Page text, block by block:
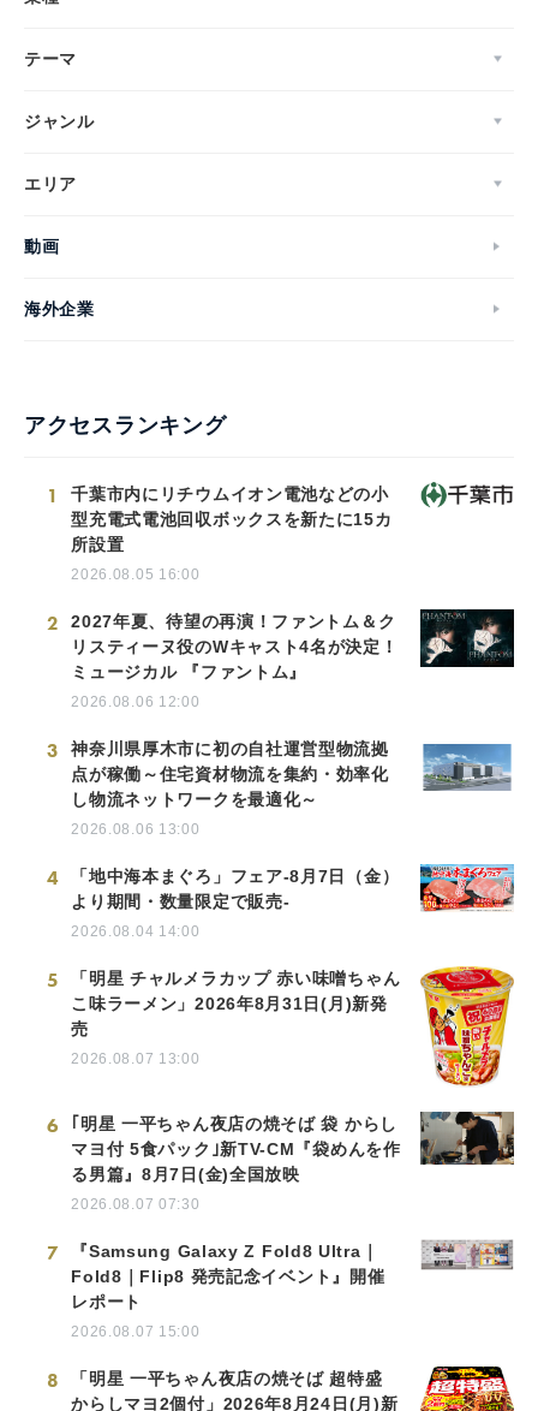
テーマ
ジャンル
エリア
動画
海外企業
アクセスランキング
1
千葉市内にリチウムイオン電池などの小
型充電式電池回収ボックスを新たに15カ
所設置
2026.08.05 16:00
2
2027年夏、待望の再演！ファントム＆ク
リスティーヌ役のWキャスト4名が決定！
ミュージカル 『ファントム』
2026.08.06 12:00
3
神奈川県厚木市に初の自社運営型物流拠
点が稼働～住宅資材物流を集約・効率化
し物流ネットワークを最適化～
2026.08.06 13:00
4
「地中海本まぐろ」フェア-8月7日（金）
より期間・数量限定で販売-
2026.08.04 14:00
5
「明星 チャルメラカップ 赤い味噌ちゃん
こ味ラーメン」2026年8月31日(月)新発
売
2026.08.07 13:00
6
｢明星 一平ちゃん夜店の焼そば 袋 からし
マヨ付 5食パック｣新TV-CM『袋めんを作
る男篇』8月7日(金)全国放映
2026.08.07 07:30
7
『Samsung Galaxy Z Fold8 Ultra｜
Fold8｜Flip8 発売記念イベント』開催
レポート
2026.08.07 15:00
8
「明星 一平ちゃん夜店の焼そば 超特盛
からしマヨ2個付」2026年8月24日(月)新